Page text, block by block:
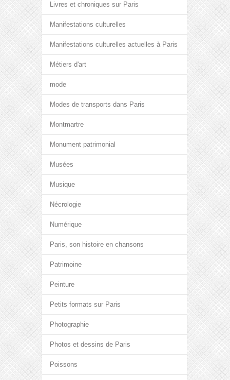
Livres et chroniques sur Paris
Manifestations culturelles
Manifestations culturelles actuelles à Paris
Métiers d'art
mode
Modes de transports dans Paris
Montmartre
Monument patrimonial
Musées
Musique
Nécrologie
Numérique
Paris, son histoire en chansons
Patrimoine
Peinture
Petits formats sur Paris
Photographie
Photos et dessins de Paris
Poissons